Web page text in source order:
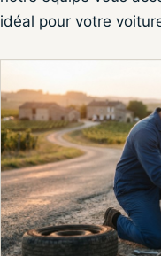
idéal pour votre